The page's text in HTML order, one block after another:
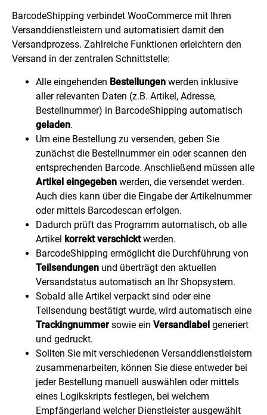
BarcodeShipping verbindet WooCommerce mit Ihren
Versanddienstleistern und automatisiert damit den
Versandprozess. Zahlreiche Funktionen erleichtern den
Versand in der zentralen Schnittstelle:
Alle eingehenden Bestellungen werden inklusive
aller relevanten Daten (z.B. Artikel, Adresse,
Bestellnummer) in BarcodeShipping automatisch
geladen.
Um eine Bestellung zu versenden, geben Sie
zunächst die Bestellnummer ein oder scannen den
entsprechenden Barcode. Anschließend müssen alle
Artikel eingegeben werden, die versendet werden.
Auch dies kann über die Eingabe der Artikelnummer
oder mittels Barcodescan erfolgen.
Dadurch prüft das Programm automatisch, ob alle
Artikel korrekt verschicktwerden.
BarcodeShipping ermöglicht die Durchführung von
Teilsendungen und überträgt den aktuellen
Versandstatus automatisch an Ihr Shopsystem.
Sobald alle Artikel verpackt sind oder eine
Teilsendung bestätigt wurde, wird automatisch eine
Trackingnummer sowie ein Versandlabel generiert
und gedruckt.
Sollten Sie mit verschiedenen Versanddienstleistern
zusammenarbeiten, können Sie diese entweder bei
jeder Bestellung manuell auswählen oder mittels
eines Logikskripts festlegen, bei welchem
Empfängerland welcher Dienstleister ausgewählt